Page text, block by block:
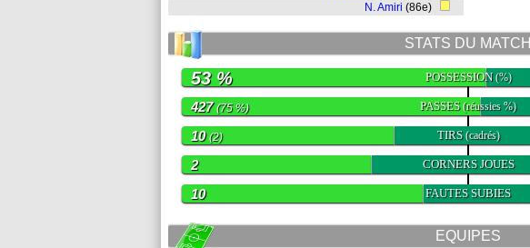
N. Amiri (86e)
STATS DU MATCH
POSSESSION(%)
53 %
PASSES(réussies %)
427(75 %)
TIRS(cadrés)
10(2)
CORNERS JOUES
2
FAUTES SUBIES
10
EQUIPES